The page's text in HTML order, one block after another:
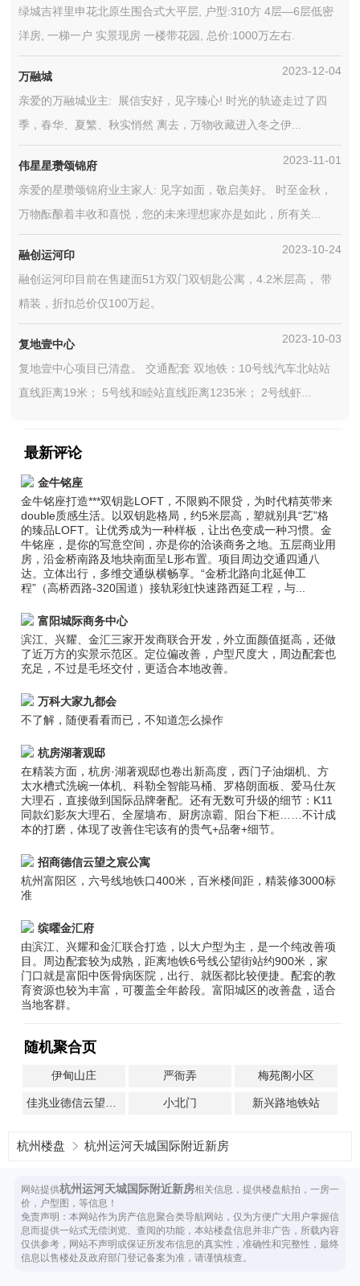
绿城吉祥里申花北原生围合式大平层, 户型:310方 4层—6层低密
洋房, 一梯一户 实景现房 一楼带花园, 总价:1000万左右.
万融城 2023-12-04
亲爱的万融城业主: 展信安好，见字臻心! 时光的轨迹走过了四
季，春华、夏繁、秋实悄然 离去，万物收藏进入冬之伊...
伟星星瓒颂锦府 2023-11-01
亲爱的星瓒颂锦府业主家人: 见字如面，敬启美好。 时至金秋，
万物酝酿着丰收和喜悦，您的未来理想家亦是如此，所有关...
融创运河印 2023-10-24
融创运河印目前在售建面51方双门双钥匙公寓，4.2米层高， 带
精装，折扣总价仅100万起。
复地壹中心 2023-10-03
复地壹中心项目已清盘。 交通配套 双地铁：10号线汽车北站站
直线距离19米； 5号线和睦站直线距离1235米； 2号线虾...
最新评论
金牛铭座
金牛铭座打造***双钥匙LOFT，不限购不限贷，为时代精英带来
double质感生活。以双钥匙格局，约5米层高，塑就别具“艺”格
的臻品LOFT。让优秀成为一种样板，让出色变成一种习惯。金
牛铭座，是你的写意空间，亦是你的洽谈商务之地。五层商业用
房，沿金桥南路及地块南面呈L形布置。项目周边交通四通八
达。立体出行，多维交通纵横畅享。“金桥北路向北延伸工
程”（高桥西路-320国道）接轨彩虹快速路西延工程，与...
富阳城际商务中心
滨江、兴耀、金汇三家开发商联合开发，外立面颜值挺高，还做
了近万方的实景示范区。定位偏改善，户型尺度大，周边配套也
充足，不过是毛坯交付，更适合本地改善。
万科大家九都会
不了解，随便看看而已，不知道怎么操作
杭房湖著观邸
在精装方面，杭房·湖著观邸也卷出新高度，西门子油烟机、方
太水槽式洗碗一体机、科勒全智能马桶、罗格朗面板、爱马仕灰
大理石，直接做到国际品牌奢配。还有无数可升级的细节：K11
同款幻影灰大理石、全屋墙布、厨房凉霸、阳台下柜……不计成
本的打磨，体现了改善住宅该有的贵气+品奢+细节。
招商德信云望之宸公寓
杭州富阳区，六号线地铁口400米，百米楼间距，精装修3000标
准
缤曜金汇府
由滨江、兴耀和金汇联合打造，以大户型为主，是一个纯改善项
目。周边配套较为成熟，距离地铁6号线公望街站约900米，家
门口就是富阳中医骨病医院，出行、就医都比较便捷。配套的教
育资源也较为丰富，可覆盖全年龄段。富阳城区的改善盘，适合
当地客群。
随机聚合页
伊甸山庄 严衙弄 梅苑阁小区
小北门 新兴路地铁站
杭州楼盘 杭州运河天城国际附近新房
网站提供杭州运河天城国际附近新房相关信息，提供楼盘航拍，一房一
价，户型图，等信息！
免责声明：本网站作为房产信息聚合类导航网站，仅为方便广大用户掌握信
息而提供一站式无偿浏览、查阅的功能，本站楼盘信息并非广告，所载内容
仅供参考，网站不声明或保证所发布信息的真实性，准确性和完整性，最终
信息以售楼处及政府部门登记备案为准，请谨慎核查。